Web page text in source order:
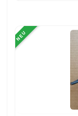
NEU